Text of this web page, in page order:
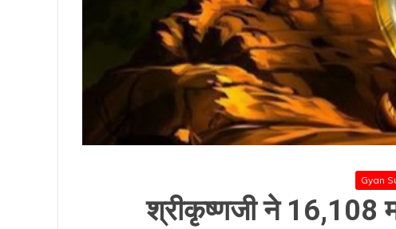
Gyan
श्रीकृष्णजी ने 16,108